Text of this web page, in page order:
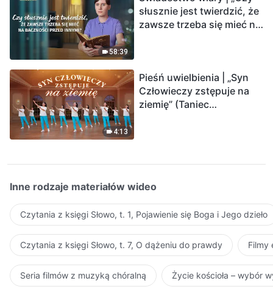
58:39
słusznie jest twierdzić, że
zawsze trzeba się mieć na
4:13
Pieśń uwielbienia | „Syn
Człowieczy zstępuje na
ziemię” (Taniec
Inne rodzaje materiałów wideo
Czytania z księgi Słowo, t. 1, Pojawienie się Boga i Jego dzieło
Czytania z księgi Słowo, t. 7, O dążeniu do prawdy Filmy
Seria filmów z muzyką chóralną Życie kościoła – wybór